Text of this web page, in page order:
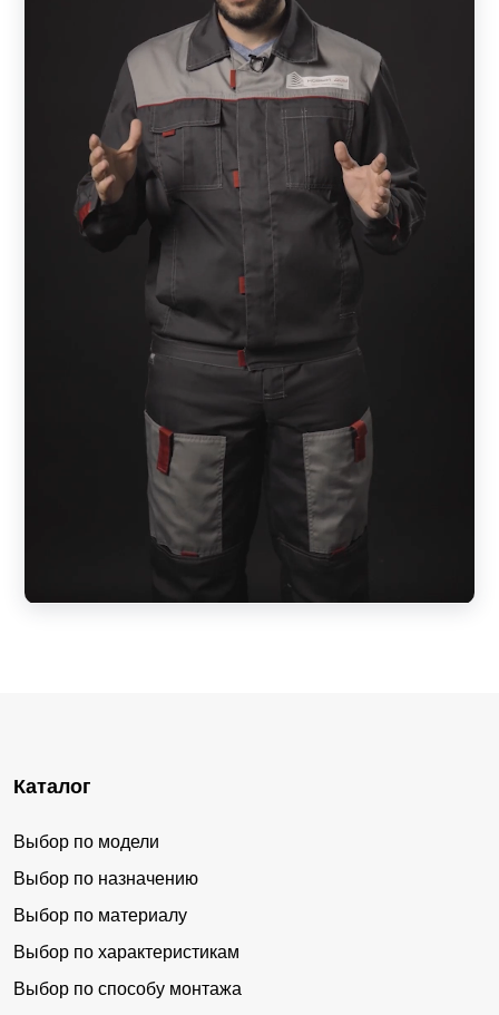
Каталог
Выбор по модели
Выбор по назначению
Выбор по материалу
Выбор по характеристикам
Выбор по способу монтажа